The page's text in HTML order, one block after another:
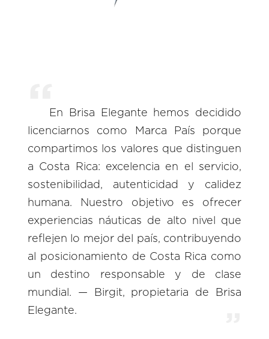
En Brisa Elegante hemos decidido
licenciarnos como Marca País porque
compartimos los valores que distinguen
a Costa Rica: excelencia en el servicio,
sostenibilidad, autenticidad y calidez
humana. Nuestro objetivo es ofrecer
experiencias náuticas de alto nivel que
reflejen lo mejor del país, contribuyendo
al posicionamiento de Costa Rica como
un destino responsable y de clase
mundial. — Birgit, propietaria de Brisa
Elegante.